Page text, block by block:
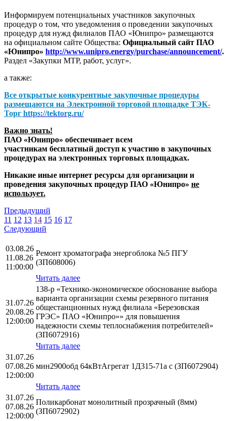
Информируем потенциальных участников закупочных
процедур о том, что уведомления о проведении закупочных
процедур для нужд филиалов ПАО «Юнипро» размещаются
на официальном сайте Общества: Официальный сайт ПАО
«Юнипро» http://www.unipro.energy/purchase/announcement/.
Раздел «Закупки МТР, работ, услуг».
а также:
Все открытые конкурентные закупочные процедуры
размещаются на Электронной торговой площадке ТЭК-
Торг https://tektorg.ru/
Важно знать!
ПАО «Юнипро» обеспечивает всем
участникам бесплатный доступ к участию в закупочных
процедурах на электронных торговых площадках.
Никакие иные интернет ресурсы для организации и
проведения закупочных процедур ПАО «Юнипро» не
использует.
Предыдущий
11 12 13 14 15 16 17
Следующий
03.08.26
11.08.26
11:00:00
Ремонт хроматографа энергоблока №5 ПГУ
(ЗП608006)
Читать далее
31.07.26
20.08.26
12:00:00
138-р «Технико-экономическое обоснование выбора
варианта организации схемы резервного питания
общестанционных нужд филиала «Березовская
ГРЭС» ПАО «Юнипро»» для повышения
надежности схемы теплоснабжения потребителей»
(ЗП6072916)
Читать далее
31.07.26
07.08.26
12:00:00
мин2900обд 64кВтАгрегат 1Д315-71а с (ЗП6072904)
Читать далее
31.07.26
07.08.26
12:00:00
Поликарбонат монолитный прозрачный (8мм)
(ЗП6072902)